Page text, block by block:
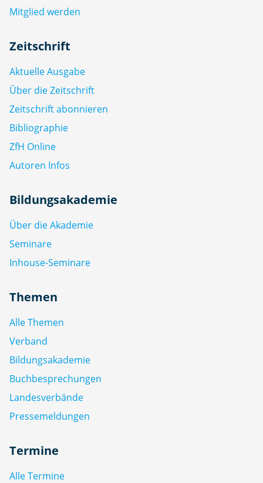
Mitglied werden
Zeitschrift
Aktuelle Ausgabe
Über die Zeitschrift
Zeitschrift abonnieren
Bibliographie
ZfH Online
Autoren Infos
Bildungsakademie
Über die Akademie
Seminare
Inhouse-Seminare
Themen
Alle Themen
Verband
Bildungsakademie
Buchbesprechungen
Landesverbände
Pressemeldungen
Termine
Alle Termine